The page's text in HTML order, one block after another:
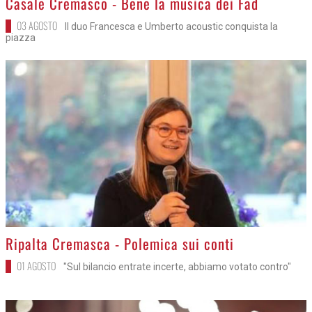
03 AGOSTO
Il duo Francesca e Umberto acoustic conquista la
piazza
>
Ripalta Cremasca - Polemica sui conti
01 AGOSTO "Sul bilancio entrate incerte, abbiamo votato contro"